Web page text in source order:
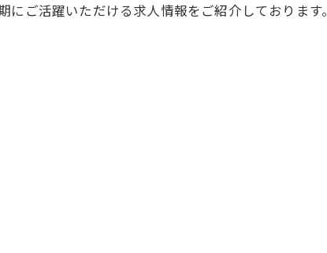
にご活躍いただける求人情報をご紹介しております。